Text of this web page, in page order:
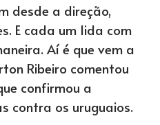
desde a direção,
E cada um lida com
Aí é que vem a
Ribeiro comentou
confirmou a
contra os uruguaios.